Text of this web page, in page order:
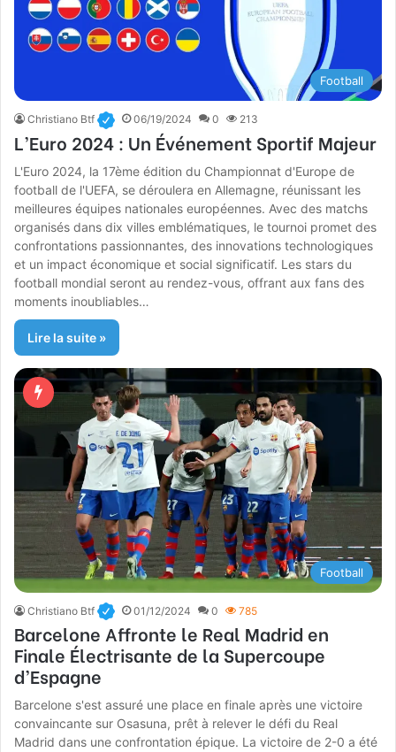
Football
Christiano Btf 06/19/2024 0 213
L’Euro 2024 : Un Événement Sportif Majeur
L'Euro 2024, la 17ème édition du Championnat d'Europe de
football de l'UEFA, se déroulera en Allemagne, réunissant les
meilleures équipes nationales européennes. Avec des matchs
organisés dans dix villes emblématiques, le tournoi promet des
confrontations passionnantes, des innovations technologiques
et un impact économique et social significatif. Les stars du
football mondial seront au rendez-vous, offrant aux fans des
moments inoubliables…
Lire la suite »
Football
Christiano Btf 01/12/2024 0 785
Barcelone Affronte le Real Madrid en
Finale Électrisante de la Supercoupe
d’Espagne
Barcelone s'est assuré une place en finale après une victoire
convaincante sur Osasuna, prêt à relever le défi du Real
Madrid dans une confrontation épique. La victoire de 2-0 a été